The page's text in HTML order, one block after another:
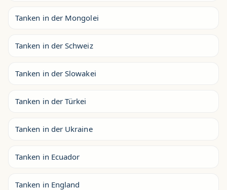
Tanken in der Mongolei
Tanken in der Schweiz
Tanken in der Slowakei
Tanken in der Türkei
Tanken in der Ukraine
Tanken in Ecuador
Tanken in England